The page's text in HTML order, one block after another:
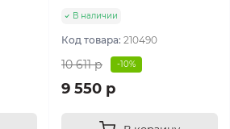
В наличии
Код товара: 210490
10 611 р -10%
9 550 р